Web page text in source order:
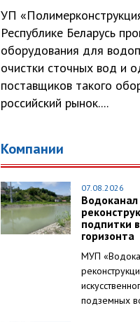
УП
Республике Беларусь
оборудования для
очистки сточных вод и
поставщиков такого
российский рынок....
Компании
07.08.2026
Водоканал
подпитки
горизонта
МУП
подземных